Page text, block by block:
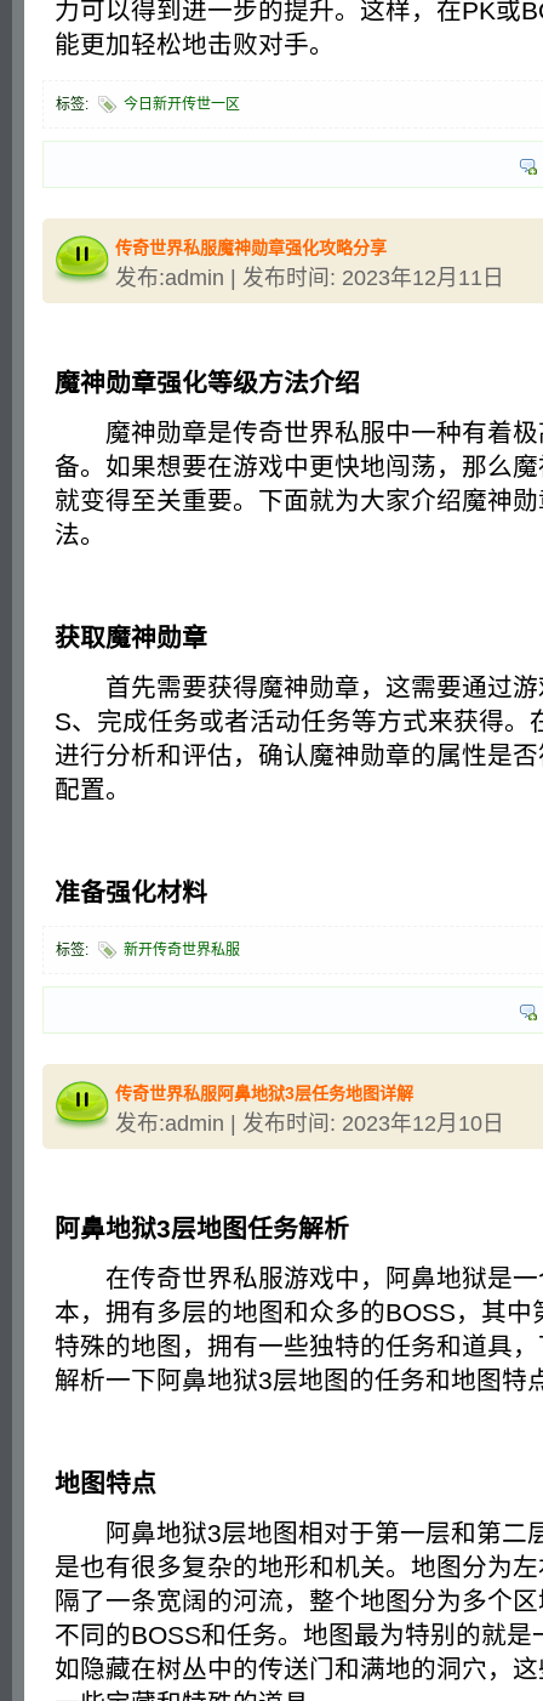
力可以得到进一步的提升。这样，在PK或
能更加轻松地击败对手。
标签: 今日新开传世一区
传奇世界私服魔神勋章强化攻略分享
发布:admin | 发布时间: 2023年12月11日
魔神勋章强化等级方法介绍
魔神勋章是传奇世界私服中一种有着极
备。如果想要在游戏中更快地闯荡，那么
就变得至关重要。下面就为大家介绍魔神
法。
获取魔神勋章
首先需要获得魔神勋章，这需要通过游
S、完成任务或者活动任务等方式来获得。
进行分析和评估，确认魔神勋章的属性是
配置。
准备强化材料
标签: 新开传奇世界私服
传奇世界私服阿鼻地狱3层任务地图详解
发布:admin | 发布时间: 2023年12月10日
阿鼻地狱3层地图任务解析
在传奇世界私服游戏中，阿鼻地狱是一
本，拥有多层的地图和众多的BOSS，其中
特殊的地图，拥有一些独特的任务和道具
解析一下阿鼻地狱3层地图的任务和地图特
地图特点
阿鼻地狱3层地图相对于第一层和第二
是也有很多复杂的地形和机关。地图分为
隔了一条宽阔的河流，整个地图分为多个
不同的BOSS和任务。地图最为特别的就是
如隐藏在树丛中的传送门和满地的洞穴，